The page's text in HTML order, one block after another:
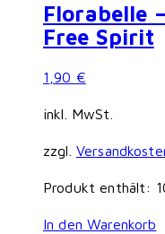
Florabelle
Free Spirit
1,90 €
inkl. MwSt.
zzgl.
Produkt enthält:
In den Warenkorb